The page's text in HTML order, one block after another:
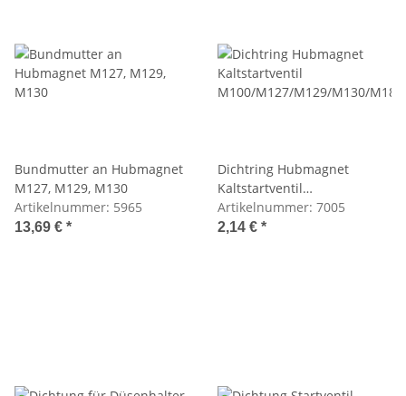
Bundmutter an Hubmagnet
M127, M129, M130
Artikelnummer: 5965
13,69 € *
Dichtring Hubmagnet
Kaltstartventil
M100/M127/M129/M130/M189
Artikelnummer: 7005
2,14 € *